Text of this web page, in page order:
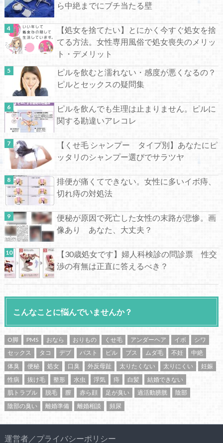
ら中絶までにブチ当たる壁
【処女を捨てたい】とにかく今すぐ処女を捨
てる方法。女性専用風俗で処女喪失のメリッ
ト・デメリット
ピルを飲むと濡れない・感度が悪くなるの？
ピルとセックスの疑問集
ピルを飲んでも生理は止まりません。ピルに
関する勘違いアレコレ
【くせ毛 シャンプー タイプ別】あなたにピ
ッタリのシャンプー選びでサラツヤ
排便が痛くてできない。女性に多いイボ痔、
切れ痔の対処法
便秘が原因で死亡した女性の末路が悲惨。画
像あり あなた、大丈夫？
【30歳処女です】婦人科検診の問診票 性交
渉の有無は正直に答えるべき？
こんなことに悩んでいませんか？
O脚 PMS おなら おりもの くせ毛 アンダーヘア イボ
シワ
セックス
タコ デブ バスト ピル ブス ムダ毛 不妊
中絶
体臭
便秘 処女 口臭 外反母趾 太りたくない 太りにくい
妊娠
性病
抜け毛 整形 水虫 浮気 痔 白髪
結婚できない
肌トラブル
脱毛 膣 赤ら顔 足が臭い 過活動膀胱
陰部
陰部の臭い
離婚準備 離婚相談 頻尿
運営者／プライバシーポリシー